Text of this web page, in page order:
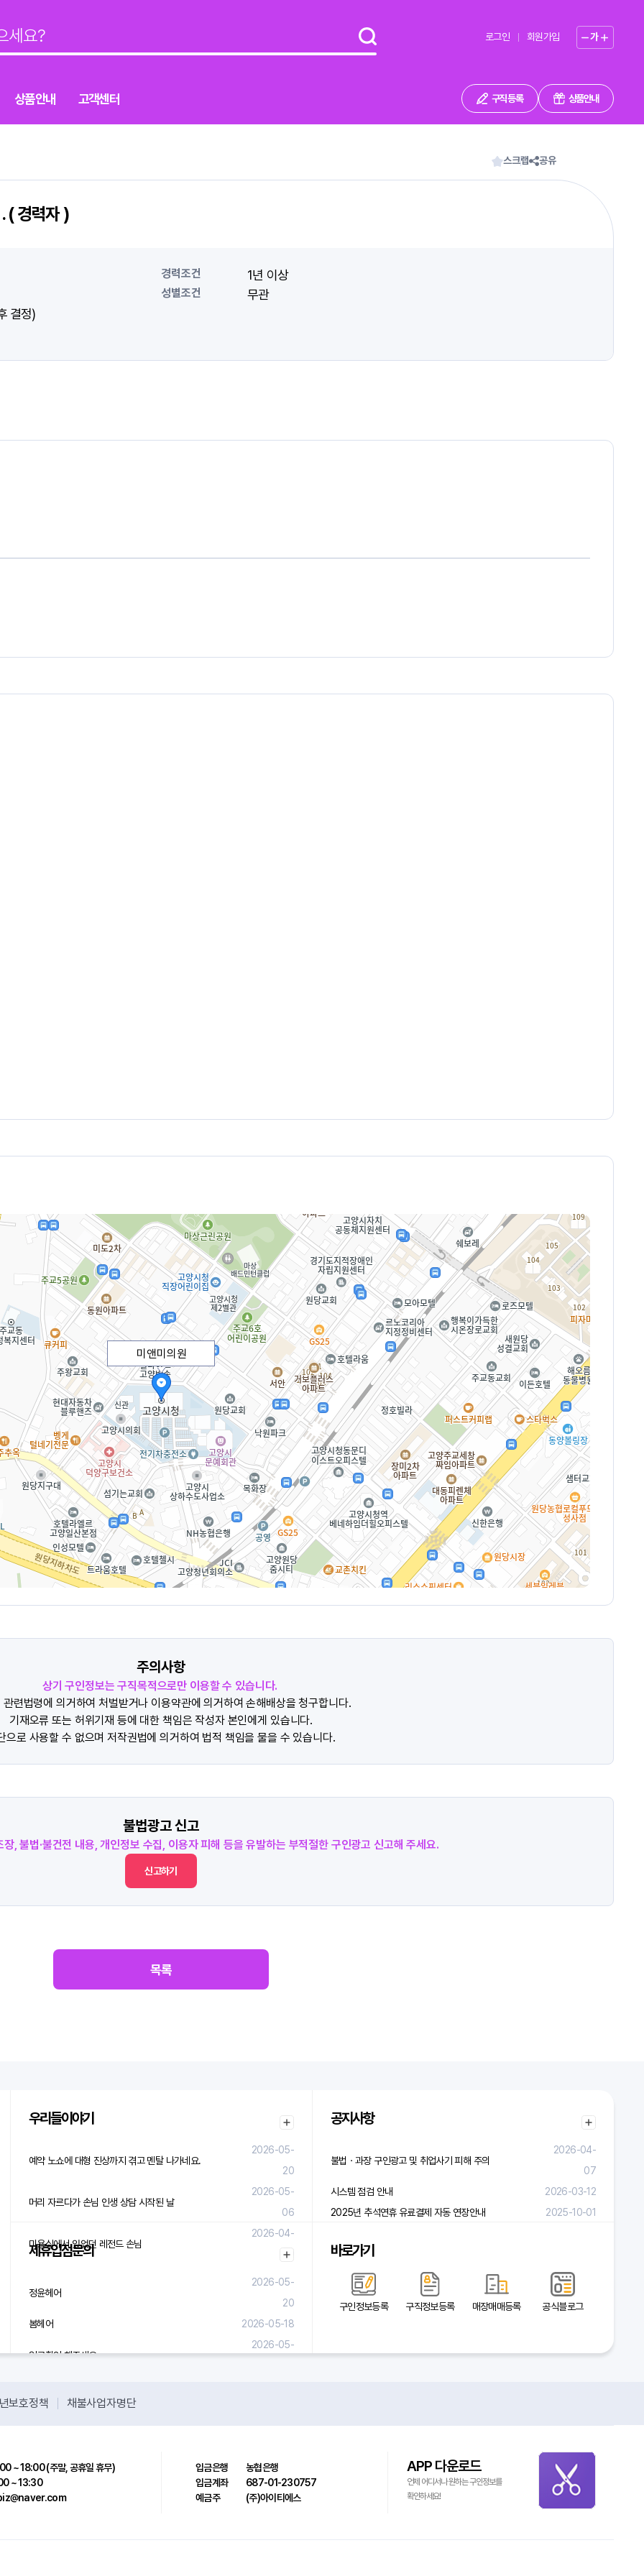
로그인 회원가입 가
상품안내 고객센터 구직 등록 상품안내
스크랩 공유
( 경력자 )
결정)
경력조건 1년 이상
성별조건 무관
미앤미의원
주의사항
상기 구인정보는 구직목적으로만 이용할 수 있습니다.
관련법령에 의거하여 처벌받거나 이용약관에 의거하여 손해배상을 청구합니다.
기재오류 또는 허위기재 등에 대한 책임은 작성자 본인에게 있습니다.
으로 사용할 수 없으며 저작권법에 의거하여 법적 책임을 물을 수 있습니다.
불법광고 신고
장, 불법·불건전 내용, 개인정보 수집, 이용자 피해 등을 유발하는 부적절한 구인광고 신고해 주세요.
신고하기
목록
우리들이야기
예약 노쇼에 대형 진상까지 겪고 멘탈 나가네요.
2026-05-
20
머리 자르다가 손님 인생 상담 시작된 날
2026-05-
06
미용실에서 있었던 레전드 손님
2026-04-
29
제휴입점문의
정윤헤어
2026-05-
20
봄헤어
2026-05-18
입금확인 해주세요.
2026-05-
공지사항
불법ㆍ과장 구인광고 및 취업사기 피해 주의
2026-04-
07
시스템 점검 안내
2026-03-12
2025년 추석연휴 유료결제 자동 연장안내
2025-10-01
바로가기
구인정보등록 구직정보등록 매장매매등록 공식블로그
보호정책 채불사업자명단
~ 18:00 (주말, 공휴일 휴무)
~ 13:30
입금은행
농협은행
입금계좌
687-01-230757
예금주
(주)아이티에스
APP 다운로드
언제 어디서나 원하는 구인정보를
확인하세요!